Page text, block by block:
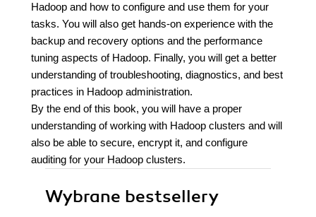
Hadoop and how to configure and use them for your
tasks. You will also get hands-on experience with the
backup and recovery options and the performance
tuning aspects of Hadoop. Finally, you will get a better
understanding of troubleshooting, diagnostics, and best
practices in Hadoop administration.
By the end of this book, you will have a proper
understanding of working with Hadoop clusters and will
also be able to secure, encrypt it, and configure
auditing for your Hadoop clusters.
Wybrane bestsellery